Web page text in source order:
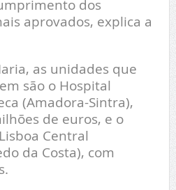
dos
aprovados, explica a
as unidades que
são o Hospital
(Amadora-Sintra),
de euros, e o
Central
da Costa), com